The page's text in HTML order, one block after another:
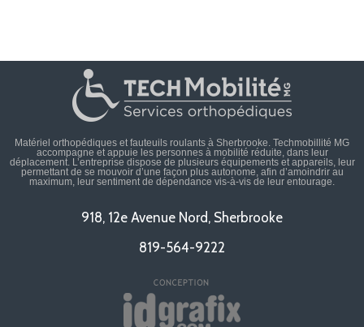
Matériel orthopédiques et fauteuils roulants à Sherbrooke. Techmobillité MG
accompagne et appuie les personnes à mobilité réduite, dans leur
déplacement. L’entreprise dispose de plusieurs équipements et appareils, leur
permettant de se mouvoir d’une façon plus autonome, afin d’amoindrir au
maximum, leur sentiment de dépendance vis-à-vis de leur entourage.
918, 12e Avenue Nord, Sherbrooke
819-564-9222